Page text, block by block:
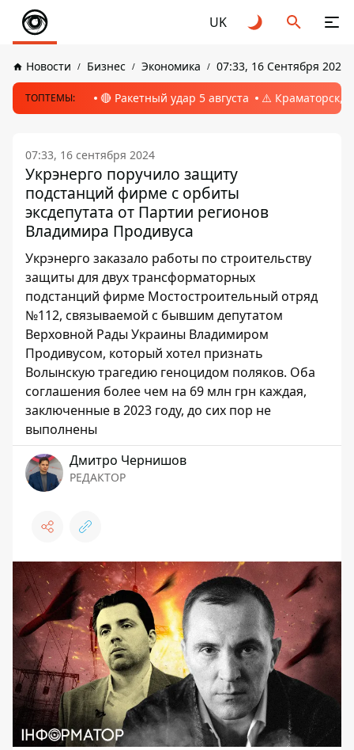
UK
Новости Бизнес Экономика 07:33, 16 Сентября 2024
ТОПТЕМЫ: 🔴 Ракетный удар 5 августа ⚠️ Краматорск,
07:33, 16 сентября 2024
Укрэнерго поручило защиту
подстанций фирме с орбиты
эксдепутата от Партии регионов
Владимира Продивуса
Укрэнерго заказало работы по строительству
защиты для двух трансформаторных
подстанций фирме Мостостроительный отряд
№112, связываемой с бывшим депутатом
Верховной Рады Украины Владимиром
Продивусом, который хотел признать
Волынскую трагедию геноцидом поляков. Оба
соглашения более чем на 69 млн грн каждая,
заключенные в 2023 году, до сих пор не
выполнены
Дмитро Чернишов
РЕДАКТОР